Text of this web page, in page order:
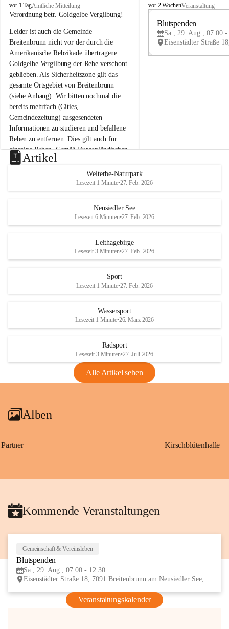
B
r
i
t
e
n
b
r
u
n
n
a
m
N
e
u
s
d
S
vor 1 TagAmtliche Mitteilung
Verordnung betr. Goldgelbe Vergilbung!
Leider ist auch die Gemeinde
Breitenbrunn nicht vor der durch die
Amerikanische Rebzikade übertragene
Goldgelbe Vergilbung der Rebe verschont
geblieben. Als Sicherheitszone gilt das
gesamte Ortsgebiet von Breitenbrunn
(siehe Anhang). Wir bitten nochmal die
bereits mehrfach (Cities,
Gemeindezeitung) ausgesendeten
Informationen zu studieren und befallene
Reben zu entfernen. Dies gilt auch für
einzelne Reben. Gemäß Burgenländischen
Weinbaugesetz sind nicht gepflegte oder
unzulässige Weingärten zu roden! Bitte
helfen wir zusammen um unsere Winzer
vor den prognostizierten Ernteausfällen
und den daraus folgenden wirtschaftlichen
Maßnahmen zur Bekämpfung
Rebe und der Amerikanischen
Anhang VBl. EU Nr. 18
1 Seite•1,4 MB
VBl. EU Nr. 18_2026
B
e
u
e
d
r
S
vor 2 WochenVeranstaltung
Blutspenden
Sa., 29. Aug., 07:00 -
Artikel
Welterbe-Naturpark
Lesezeit 1 Minute•27. Feb. 2026
Neusiedler See
Lesezeit 6 Minuten•27. Feb. 2026
Leithagebirge
Lesezeit 3 Minuten•27. Feb. 2026
Sport
Lesezeit 1 Minute•27. Feb. 2026
Wassersport
Lesezeit 1 Minute•26. März 2026
Radsport
Lesezeit 3 Minuten•27. Juli 2026
Alle Artikel sehen
Alben
Partner Kirschblütenhalle
Kommende Veranstaltungen
Gemeinschaft & Vereinsleben
Blutspenden
Sa., 29. Aug., 07:00 - 12:30
Eisenstädter Straße 18, 7091 Breitenbrunn am Neusiedler See, AUT
Veranstaltungskalender